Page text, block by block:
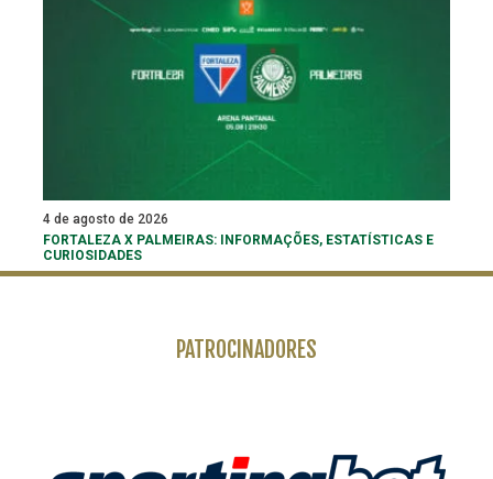
4 de agosto de 2026
FORTALEZA X PALMEIRAS: INFORMAÇÕES, ESTATÍSTICAS E
CURIOSIDADES
PATROCINADORES